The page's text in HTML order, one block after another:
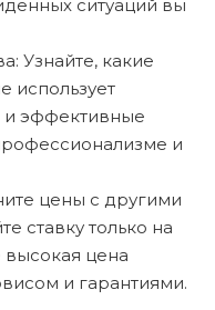
ситуаций вы
Узнайте, какие
использует
эффективные
и
цены с другими
ставку только на
высокая цена
и гарантиями.